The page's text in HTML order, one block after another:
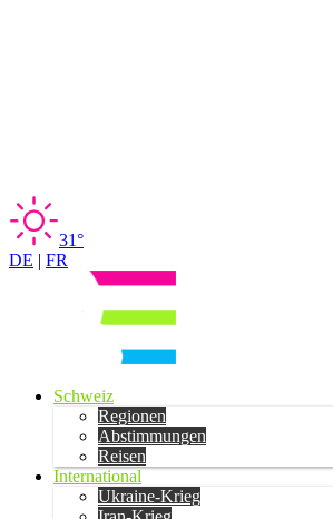
31°
DE | FR
Schweiz
Regionen
Abstimmungen
Reisen
International
Ukraine-Krieg